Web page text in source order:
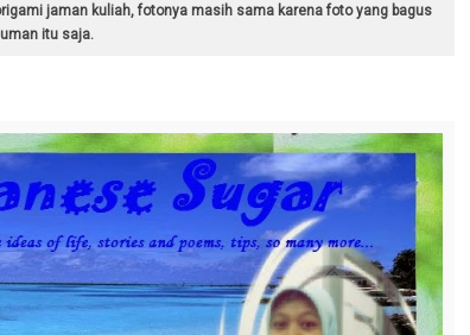
jaman kuliah, fotonya masih sama karena foto yang bagus
itu saja.